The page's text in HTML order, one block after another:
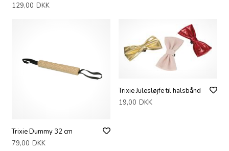
129,00 DKK
Trixie Dummy 32 cm
79,00 DKK
Trixie Julesløjfe til halsbånd
19,00 DKK